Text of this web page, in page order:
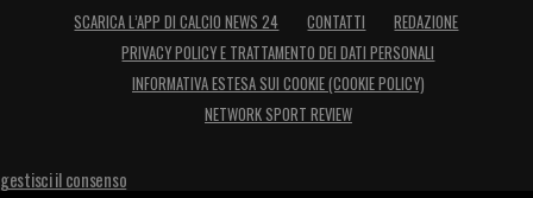
SCARICA L’APP DI CALCIO NEWS 24 CONTATTI
REDAZIONE
PRIVACY POLICY E TRATTAMENTO DEI DATI PERSONALI
INFORMATIVA ESTESA SUI COOKIE (COOKIE POLICY)
NETWORK SPORT REVIEW
gestisci il consenso